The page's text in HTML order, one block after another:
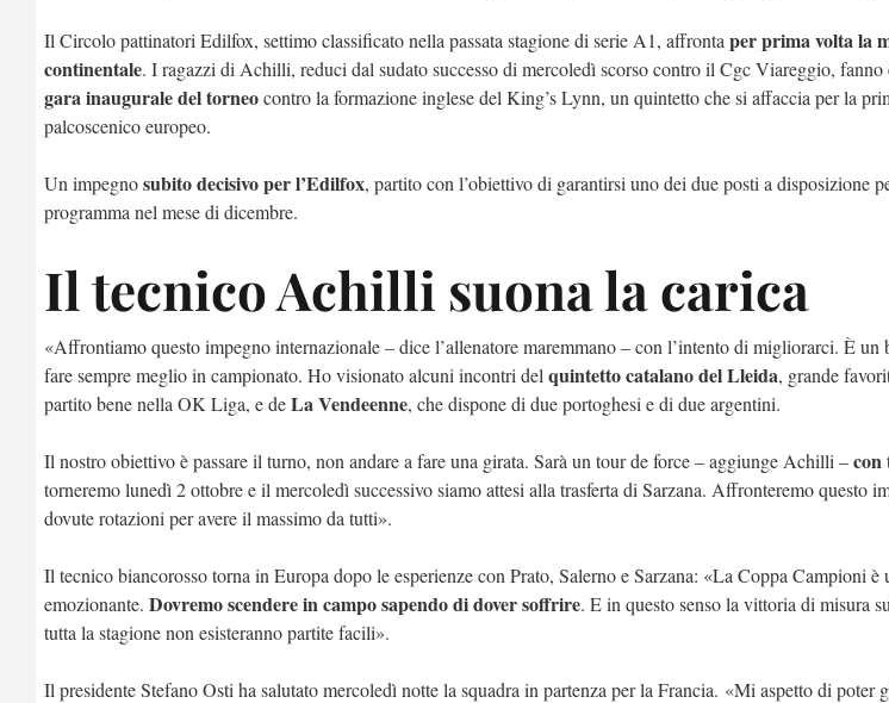
Il Circolo pattinatori Edilfox, settimo classificato nella passata stagione di serie A1, affronta per prima volta la
continentale. I ragazzi di Achilli, reduci dal sudato successo di mercoledì scorso contro il Cgc Viareggio, fanno
gara inaugurale del torneocontro la formazione inglese del King’s Lynn, un quintetto che si affaccia per la
palcoscenico europeo.
Un impegnosubito decisivo per l’Edilfox, partito con l’obiettivo di garantirsi uno dei due posti a disposizione
programma nel mese di dicembre.
Il tecnico Achilli suona la carica
«Affrontiamo questo impegno internazionale – dice l’allenatore maremmano – con l’intento di migliorarci. È un
fare sempre meglio in campionato. Ho visionato alcuni incontri del quintetto catalano del Lleida, grande
partito bene nella OK Liga, e deLa Vendeenne, che dispone di due portoghesi e di due argentini.
Il nostro obiettivo è passare il turno, non andare a fare una girata. Sarà un tour de force – aggiunge Achilli –con
torneremo lunedì 2 ottobre e il mercoledì successivo siamo attesi alla trasferta di Sarzana. Affronteremo questo
dovute rotazioni per avere il massimo da tutti».
Il tecnico biancorosso torna in Europa dopo le esperienze con Prato, Salerno e Sarzana: «La Coppa Campioni è
emozionante. Dovremo scendere in campo sapendo di dover soffrire. E in questo senso la vittoria di misura
tutta la stagione non esisteranno partite facili».
Il presidente Stefano Osti ha salutato mercoledì notte la squadra in partenza per la Francia. «Mi aspetto di poter